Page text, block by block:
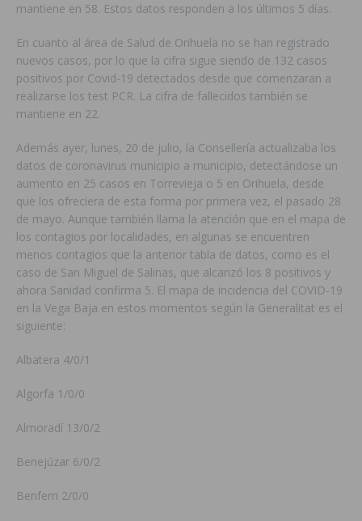
mantiene en 58. Estos datos responden a los últimos 5 días.
En cuanto al área de Salud de Orihuela no se han registrado
nuevos casos, por lo que la cifra sigue siendo de 132 casos
positivos por Covid-19 detectados desde que comenzaran a
realizarse los test PCR. La cifra de fallecidos también se
mantiene en 22.
Además ayer, lunes, 20 de julio, la Consellería actualizaba los
datos de coronavirus municipio a municipio, detectándose un
aumento en 25 casos en Torrevieja o 5 en Orihuela, desde
que los ofreciera de esta forma por primera vez, el pasado 28
de mayo. Aunque también llama la atención que en el mapa de
los contagios por localidades, en algunas se encuentren
menos contagios que la anterior tabla de datos, como es el
caso de San Miguel de Salinas, que alcanzó los 8 positivos y
ahora Sanidad confirma 5. El mapa de incidencia del COVID-19
en la Vega Baja en estos momentos según la Generalitat es el
siguiente:
Albatera 4/0/1
Algorfa 1/0/0
Almoradí 13/0/2
Benejúzar 6/0/2
Benferri 2/0/0